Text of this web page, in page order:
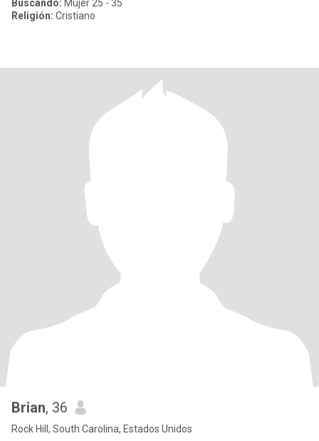
Buscando: Mujer 25 - 35
Religión: Cristiano
Brian, 36
Rock Hill, South Carolina, Estados Unidos